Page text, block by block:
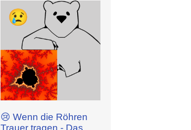
😢 Wenn die Röhren
Trauer tragen - Das